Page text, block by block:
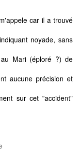
car il a trouvé
noyade, sans
Mari (éploré ?) de
aucune précision et
sur cet "accident"